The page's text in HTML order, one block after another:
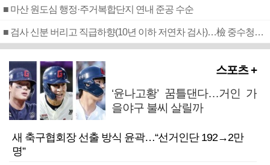
■ 마산 원도심 행정·주거복합단지 연내 준공 수순
■ 검사 신분 버리고 직급하향(10년 이하 저연차 검사)…檢 중수청행 기피
스포츠 +
‘윤나고황’ 꿈틀댄다…거인 가
을야구 불씨 살릴까
새 축구협회장 선출 방식 윤곽…“선거인단 192→2만
명”